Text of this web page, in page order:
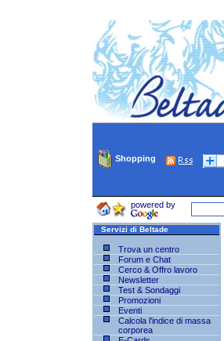
Shopping
powered by
Servizi di Beltade
Trova un centro
Forum e Chat
Cerco & Offro lavoro
Newsletter
Test & Sondaggi
Promozioni
Eventi
Calcola l'indice di massa
corporea